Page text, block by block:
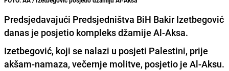
Predsjedavajući Predsjedništva BiH Bakir Izetbegović
danas je posjetio kompleks džamije Al-Aksa.
Izetbegović, koji se nalazi u posjeti Palestini, prije
akšam-namaza, večernje molitve, posjetio je Al-Aksu.